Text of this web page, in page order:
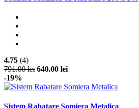
4.75 (4)
791.00 lei 640.00 lei
-19%
Sistem Rabatare Somiera Metalica